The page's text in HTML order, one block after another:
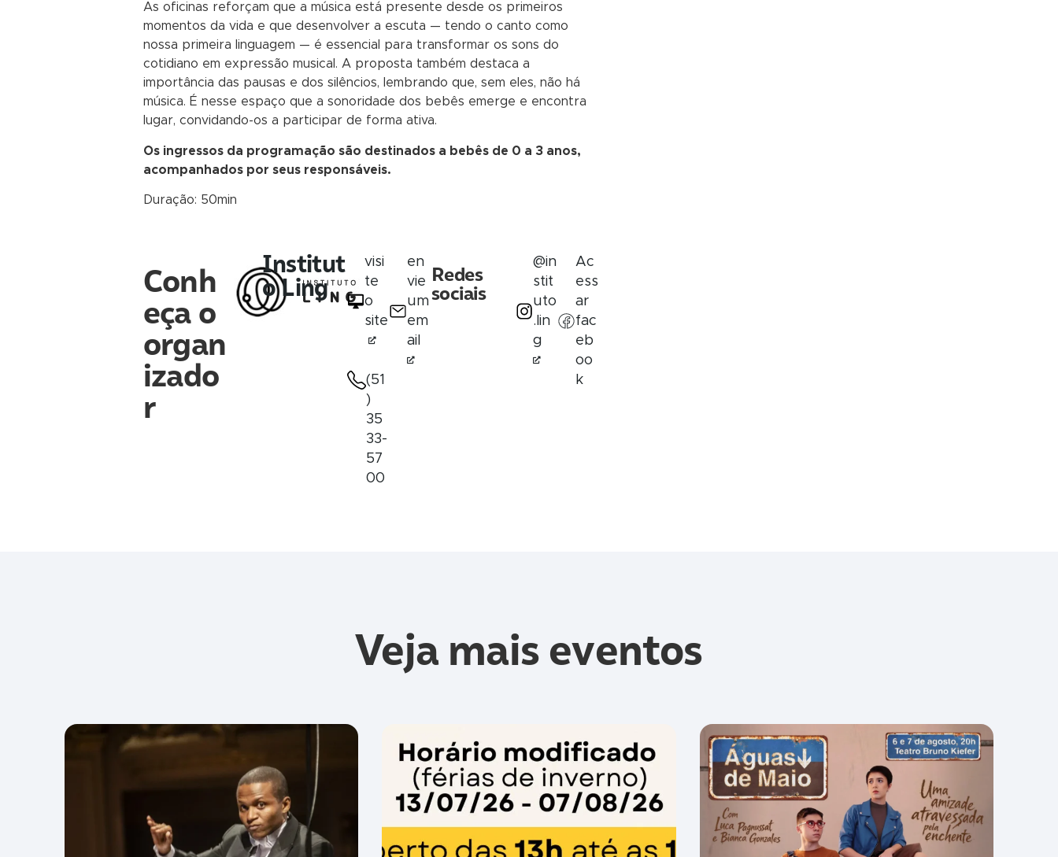
As oficinas reforçam que a música está presente desde os primeiros
momentos da vida e que desenvolver a escuta — tendo o canto como
nossa primeira linguagem — é essencial para transformar os sons do
cotidiano em expressão musical. A proposta também destaca a
importância das pausas e dos silêncios, lembrando que, sem eles, não há
música. É nesse espaço que a sonoridade dos bebês emerge e encontra
lugar, convidando-os a participar de forma ativa.
Os ingressos da programação são destinados a bebês de 0 a 3 anos,
acompanhados por seus responsáveis.
Duração: 50min
Conh
eça o
organ
izado
r
Institut
o Ling
visi
te
o
site
en
vie
um
em
ail
(51
)
35
33-
57
00
Redes
sociais
@in
stit
uto
.lin
g
Ac
ess
ar
fac
eb
oo
k
Veja mais eventos